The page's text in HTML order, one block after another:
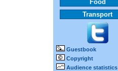
Food
Transport
Guestbook
Copyright
Audience statistics